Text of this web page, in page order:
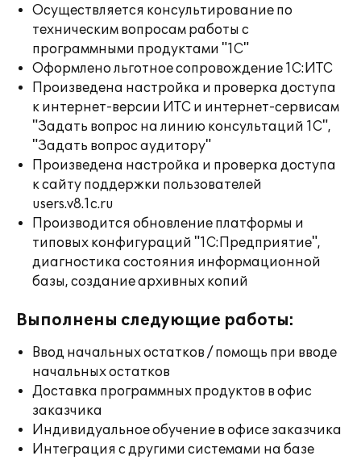
Осуществляется консультирование по
техническим вопросам работы с
программными продуктами "1С"
Оформлено льготное сопровождение 1С:ИТС
Произведена настройка и проверка доступа
к интернет-версии ИТС и интернет-сервисам
"Задать вопрос на линию консультаций 1С",
"Задать вопрос аудитору"
Произведена настройка и проверка доступа
к сайту поддержки пользователей
users.v8.1c.ru
Производится обновление платформы и
типовых конфигураций "1С:Предприятие",
диагностика состояния информационной
базы, создание архивных копий
Выполнены следующие работы:
Ввод начальных остатков / помощь при вводе
начальных остатков
Доставка программных продуктов в офис
заказчика
Индивидуальное обучение в офисе заказчика
Интеграция с другими системами на базе